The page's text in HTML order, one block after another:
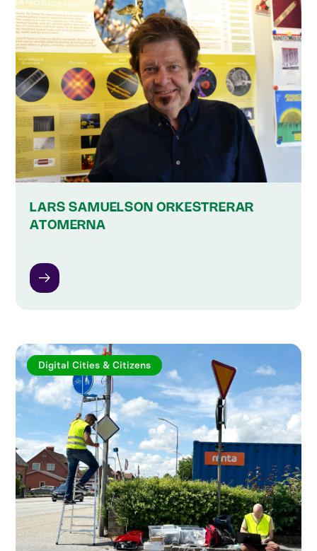
LARS SAMUELSON ORKESTRERAR
ATOMERNA
Digital Cities & Citizens